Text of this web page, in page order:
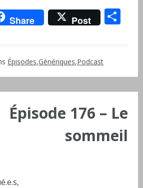
Share Post
Épisodes,Génériques,Podcast
Épisode 176 – Le
sommeil